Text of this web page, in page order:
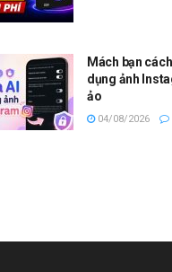
Mách bạn
dụng ảnh
ảo
04/08/2026